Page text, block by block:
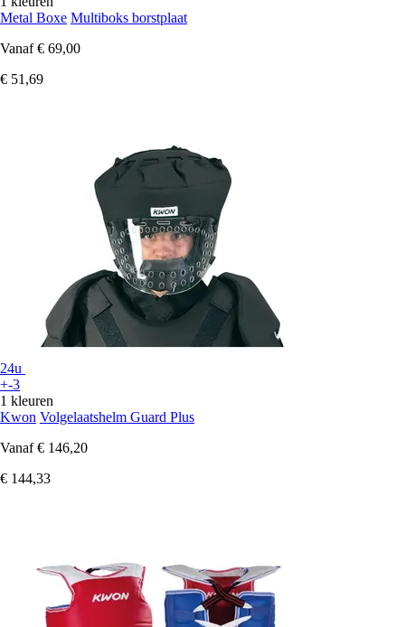
Metal Boxe Multiboks borstplaat
Vanaf € 69,00
€ 51,69
24u
+-3
1 kleuren
Kwon Volgelaatshelm Guard Plus
Vanaf € 146,20
€ 144,33